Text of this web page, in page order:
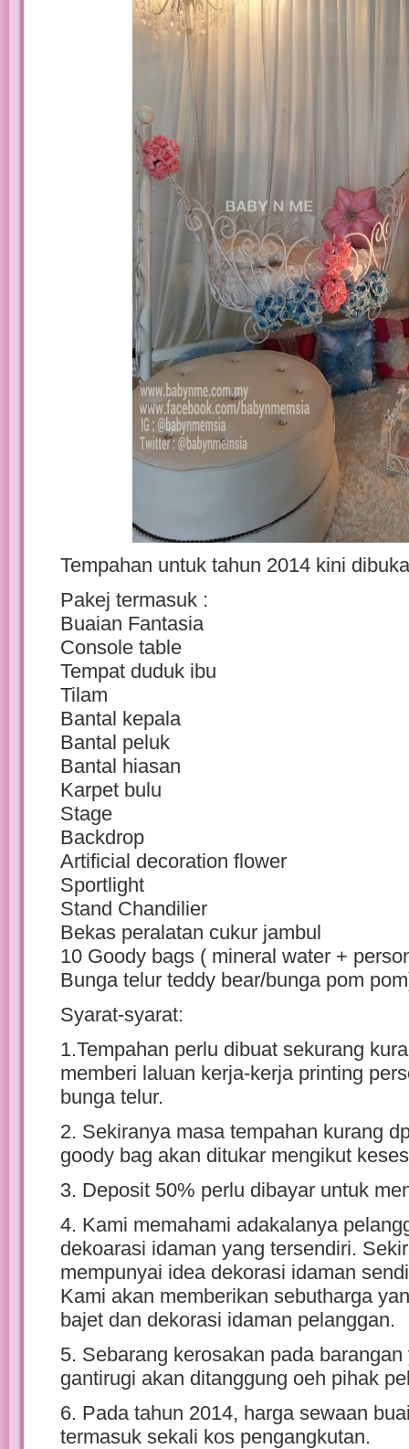
Tempahan untuk tahun 2014 kini
Pakej termasuk :
Buaian Fantasia
Console table
Tempat duduk ibu
Tilam
Bantal kepala
Bantal peluk
Bantal hiasan
Karpet bulu
Stage
Backdrop
Artificial decoration flower
Sportlight
Stand Chandilier
Bekas peralatan cukur jambul
10 Goody bags ( mineral water +
Bunga telur teddy bear/bunga pom
Syarat-syarat:
1.Tempahan perlu dibuat sekurang
memberi laluan kerja-kerja printing
bunga telur.
2. Sekiranya masa tempahan kurang
goody bag akan ditukar mengikut
3. Deposit 50% perlu dibayar untuk
4. Kami memahami adakalanya
dekoarasi idaman yang tersendiri.
mempunyai idea dekorasi idaman
Kami akan memberikan sebutharga
bajet dan dekorasi idaman pelanggan.
5. Sebarang kerosakan pada
gantirugi akan ditanggung oeh pihak
6. Pada tahun 2014, harga sewaan
termasuk sekali kos pengangkutan.